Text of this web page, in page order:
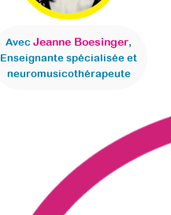
Avec Jeanne Boesinger,
Enseignante spécialisée et
neuromusicothérapeute